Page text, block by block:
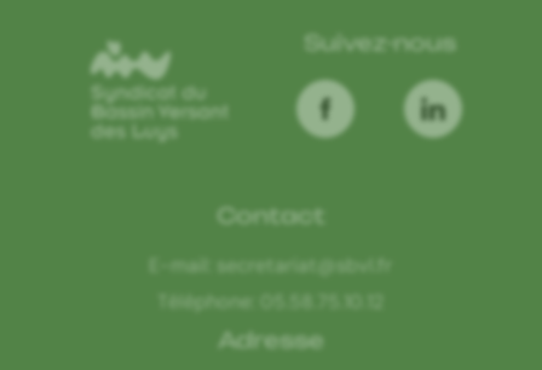
Suivez-nous
Contact
E-mail:
secretariat@sbvl.fr
Téléphone:
Adresse